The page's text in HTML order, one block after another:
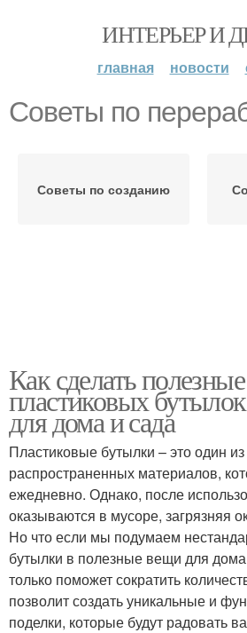
ИНТЕРЬЕР И
главная новости
Советы по
Советы по созданию
Как сделать
пластиковых
для дома и сада
Пластиковые бутылки – это один
распространенных материалов,
ежедневно. Однако, после
оказываются в мусоре, загрязняя
Но что если мы подумаем
бутылки в полезные вещи для
только поможет сократить
позволит создать уникальные и
поделки, которые будут радовать